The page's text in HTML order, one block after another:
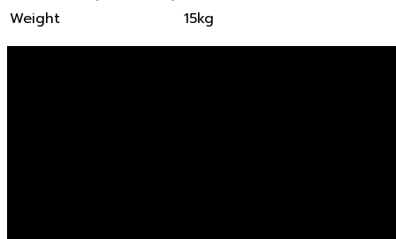
Weight
15kg